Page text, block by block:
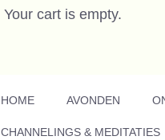
Your cart is empty.
HOME AVONDEN
CHANNELINGS & MEDITATIES